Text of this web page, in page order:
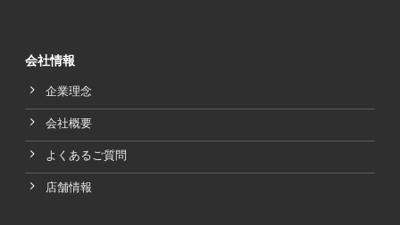
会社情報
企業理念
会社概要
よくあるご質問
店舗情報